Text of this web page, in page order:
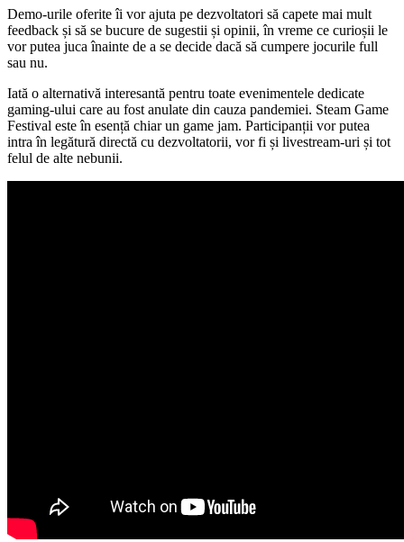
Demo-urile oferite îi vor ajuta pe dezvoltatori să capete mai mult
feedback și să se bucure de sugestii și opinii, în vreme ce curioșii le
vor putea juca înainte de a se decide dacă să cumpere jocurile full
sau nu.
Iată o alternativă interesantă pentru toate evenimentele dedicate
gaming-ului care au fost anulate din cauza pandemiei. Steam Game
Festival este în esență chiar un game jam. Participanții vor putea
intra în legătură directă cu dezvoltatorii, vor fi și livestream-uri și tot
felul de alte nebunii.